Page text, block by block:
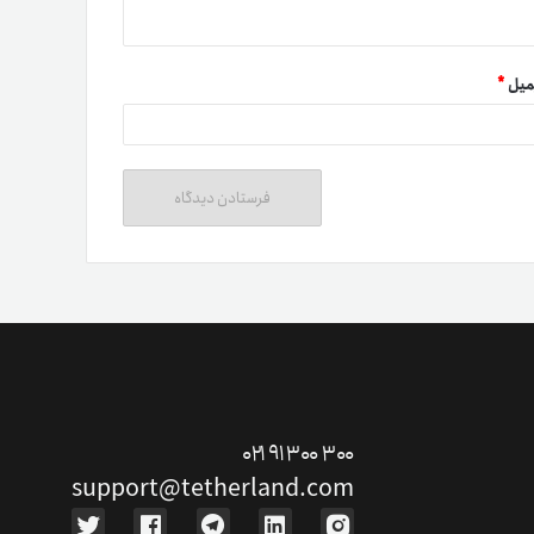
*
۰۲۱ ۹۱ ۳۰۰ ۳۰۰
support@tetherland.com